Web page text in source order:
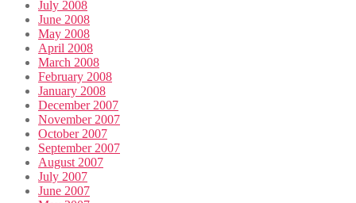
July 2008
June 2008
May 2008
April 2008
March 2008
February 2008
January 2008
December 2007
November 2007
October 2007
September 2007
August 2007
July 2007
June 2007